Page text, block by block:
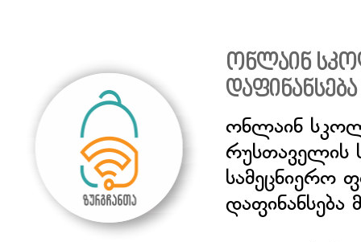
ონლაინ
ონლაინ
რუსთაველის
სამეცნიერო
დაფინანსება